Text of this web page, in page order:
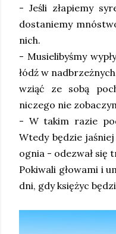
- Jeśli złapiemy
dostaniemy
nich.
- Musielibyśmy
łódź w
wziąć ze sobą
niczego nie
- W takim razie
Wtedy będzie
ognia - odezwał się
Pokiwali głowami i
dni, gdy księżyc